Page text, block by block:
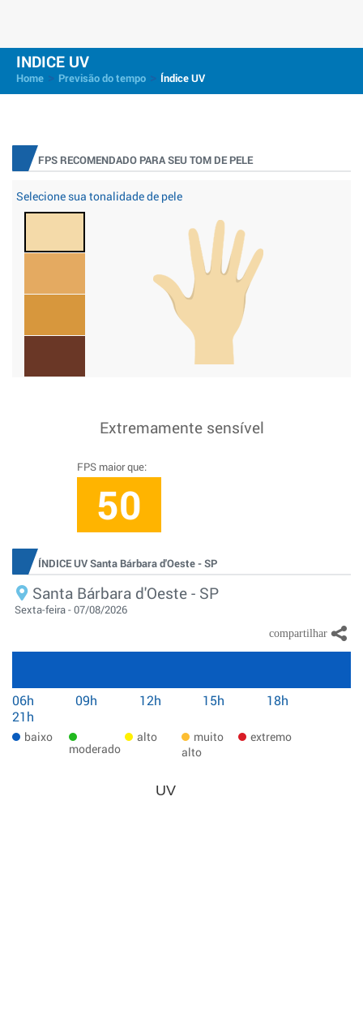
INDICE UV
Home Previsão do tempo Índice UV
FPS RECOMENDADO PARA SEU TOM DE PELE
Selecione sua tonalidade de pele
Extremamente sensível
FPS maior que:
50
ÍNDICE UV Santa Bárbara d'Oeste - SP
Santa Bárbara d'Oeste - SP
Sexta-feira - 07/08/2026
06h 09h 12h 15h
18h
21h
baixo
moderado
alto
muito
alto
extremo
UV